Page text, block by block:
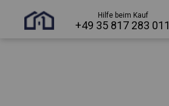
Hilfe beim Kauf
+49 35 817 283 011